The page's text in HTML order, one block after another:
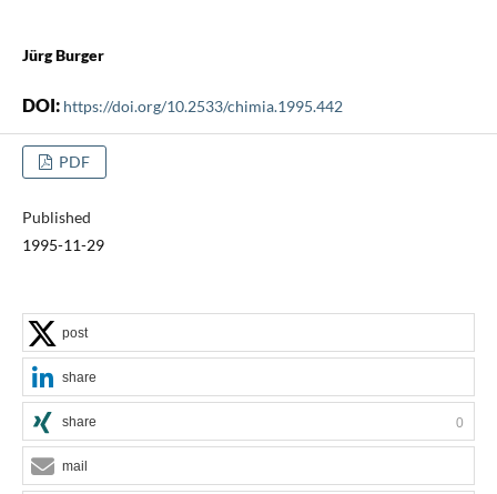
Jürg Burger
DOI: https://doi.org/10.2533/chimia.1995.442
PDF
Published
1995-11-29
post
share
share 0
mail